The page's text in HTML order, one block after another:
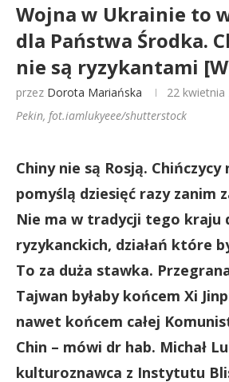
Wojna w Ukrainie to
dla Państwa Środka.
nie są ryzykantami
przez Dorota Mariańska
22 kwietnia
Pekin, fot.iamlukyeee/shutterstock
Chiny nie są Rosją.
pomyślą dziesięć razy zanim
Nie ma w tradycji tego kraju
ryzykanckich, działań które
To za duża stawka.
Tajwan byłaby końcem Xi
nawet końcem całej
Chin – mówi dr hab. Michał
kulturoznawca z Instytutu